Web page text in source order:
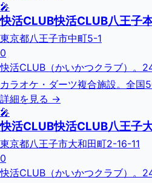
🎤
快活CLUB快活CLUB八王子
東京都八王子市中町5-1
0
快活CLUB（かいかつクラブ）。
カラオケ・ダーツ複合施設。全国
詳細を見る →
🎤
快活CLUB快活CLUB八王子
東京都八王子市大和田町2-16-11
0
快活CLUB（かいかつクラブ）。